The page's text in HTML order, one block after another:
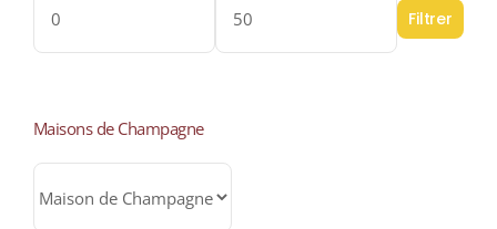
Prix
min
Prix
max
Filtrer
Maisons de Champagne